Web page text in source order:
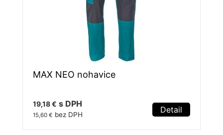
MAX NEO nohavice
19,18 € s DPH
15,60 € bez DPH Detail